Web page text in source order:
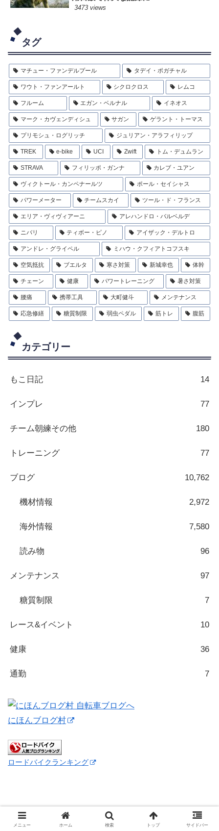
3473 views
タグ
マチュー・ファンデルプール タデイ・ポガチャル
ワウト・ファンアールト シクロクロス レムコ
フルーム エガン・ベルナル イネオス
マーク・カヴェンディシュ サガン ゲラント・トーマス
プリモシュ・ログリッチ ジュリアン・アラフィリップ
TREK e-bike UCI Zwift トム・デュムラン
STRAVA フィリッポ・ガンナ カレブ・ユアン
ヴィクトール・カンペナールツ ポール・セイシャス
パワーメーター チームスカイ ツール・ド・フランス
エリア・ヴィヴィアーニ アレハンドロ・バルベルデ
ニバリ ティボー・ピノ アイザック・デルトロ
アンドレ・グライペル ミハウ・クフィアトコフスキ
空気抵抗 ブエルタ 寒さ対策 新城幸也 体幹
チェーン 健康 パワートレーニング 暑さ対策
腰痛 携帯工具 大町健斗 メンテナンス
応急修繕 糖質制限 弱虫ペダル 筋トレ 腹筋
カテゴリー
もこ日記 14
インプレ 77
チーム朝練その他 180
トレーニング 77
ブログ 10,762
機材情報 2,972
海外情報 7,580
読み物 96
メンテナンス 97
糖質制限 7
レース&イベント 10
健康 36
通勤 7
にほんブログ村
ロードバイクランキング
メニュー ホーム 検索 トップ サイドバー